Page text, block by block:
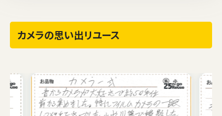
カメラの思い出リユース